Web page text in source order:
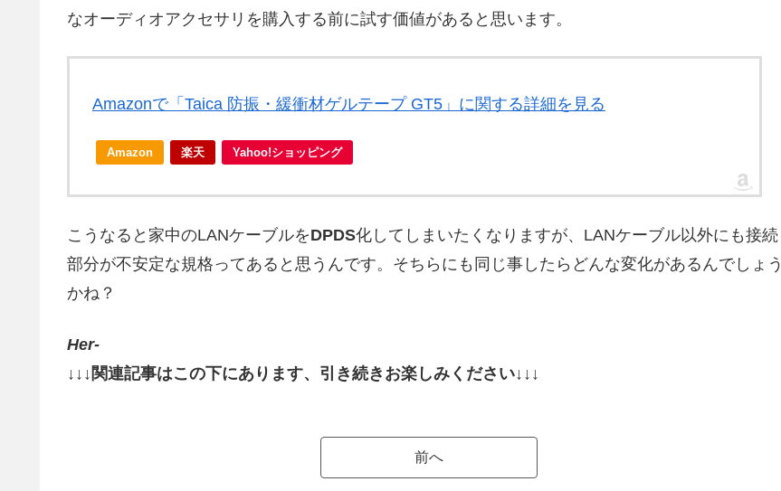
なオーディオアクセサリを購入する前に試す価値があると思います。
Amazonで「Taica 防振・緩衝材ゲルテープ GT5」に関する詳細を見る
Amazon 楽天 Yahoo!ショッピング
こうなると家中のLANケーブルをDPDS化してしまいたくなりますが、LANケーブル以外にも接続
部分が不安定な規格ってあると思うんです。そちらにも同じ事したらどんな変化があるんでしょう
かね？
Her-
↓↓↓関連記事はこの下にあります、引き続きお楽しみください↓↓↓
前へ